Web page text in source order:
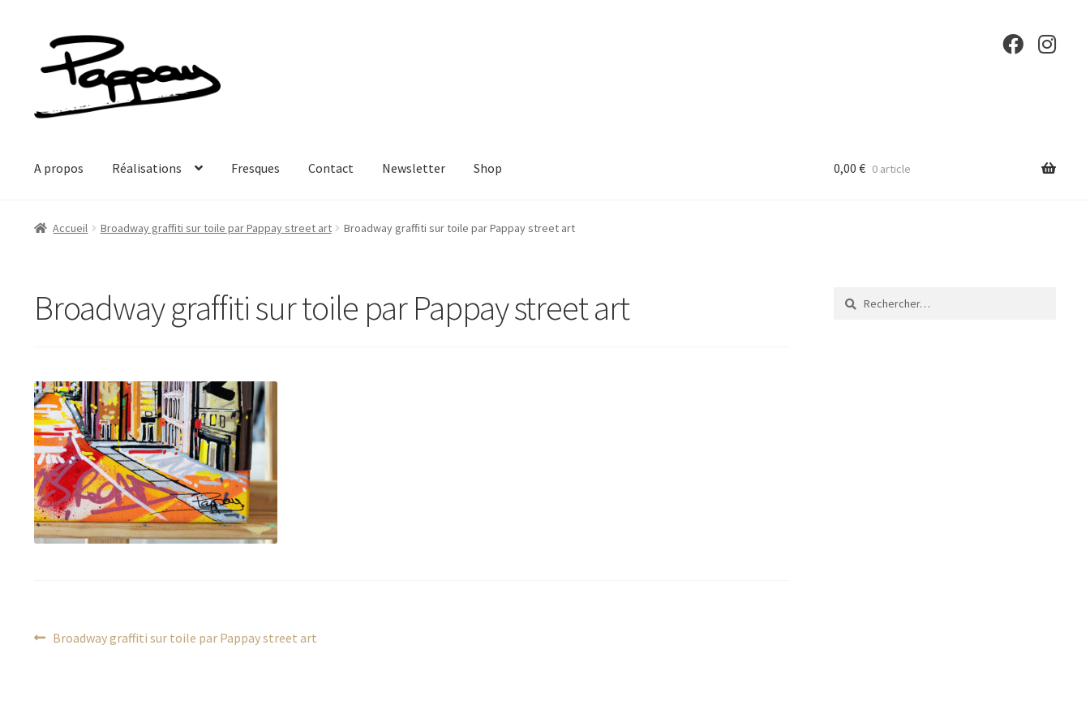
Aller
navigation
Aller
au
contenu
A propos Réalisations Fresques Contact Newsletter Shop 0,00€ 0 article
Accueil Broadway graffiti sur toile par Pappay street art Broadway graffiti sur toile par Pappay street art
Broadway graffiti sur toile par Pappay street art
Navigation
Article
Broadway graffiti sur toile par Pappay street art
Rechercher :